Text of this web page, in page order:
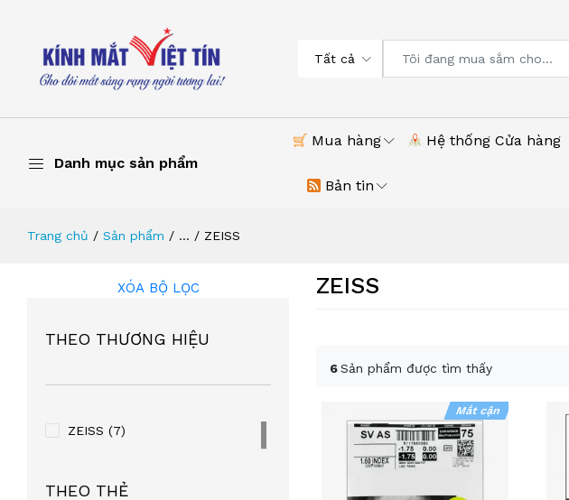
Tất cả
Danh mục sản phẩm
Mua hàng Hệ thống Cửa hàng
Bản tin
Trang chủ Sản phẩm ... ZEISS
XÓA BỘ LỌC
THEO THƯƠNG HIỆU
ZEISS (7)
THEO THẺ
ZEISS
6Sản phẩm được tìm thấy
Mắt cận